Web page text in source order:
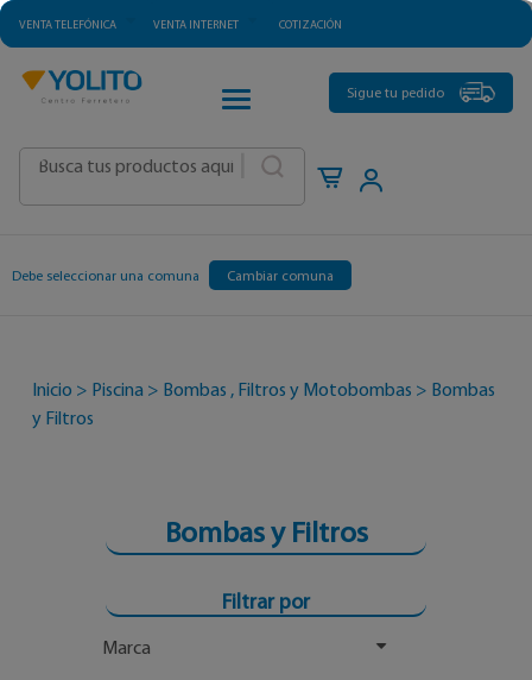
VENTA TELEFÓNICA VENTA INTERNET COTIZACIÓN
CATEGORÍAS
Sigue tu pedido
Debe seleccionar una comuna Cambiar comuna
Inicio > Piscina > Bombas , Filtros y Motobombas > Bombas
y Filtros
Bombas y Filtros
Filtrar por
Marca